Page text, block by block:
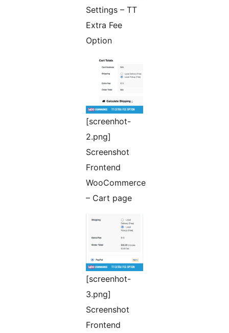
Settings – TT
Extra Fee
Option
[screenhot-
2.png]
Screenshot
Frontend
WooCommerce
– Cart page
[screenhot-
3.png]
Screenshot
Frontend